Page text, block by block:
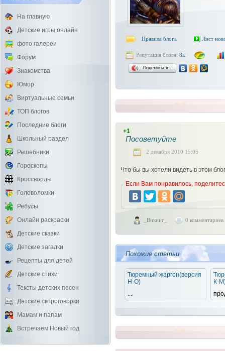
На главную
Детские игры онлайн
фото галереи
Форум
Знакомства
Юмор
Виртуальные семьи
ТОП блогов
Последние блоги
Школьный раздел
Решебники
Гороскопы
Кроссворды
Головоломки
Ребусы
Онлайн раскраски
Детские сказки
Детские загадки
Рецепты для детей
Детские стихи
Тексты детских песен
Детские скороговорки
Мамам и папам
Встречаем Новый год
Правила блога Лист
Репутация блога: 8±
Поделиться…
+1
Посоветуйте
2 декабря 2010 15:05
Что бы вы хотели видеть в этом
Если Вам понравилось,
_Викинг_ 0 комментариев
Похожие статьи
Тюремный жаргон(версия
Н-О)
...
К-